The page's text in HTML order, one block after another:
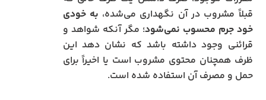
قبلاً مشروب در آن نگهداری می‌شده، به خودی
خود جرم محسوب نمی‌شود؛ مگر آنکه شواهد و
قرائنی وجود داشته باشد که نشان دهد این
ظرف همچنان محتوی مشروب است یا اخیراً برای
حمل و مصرف آن استفاده شده است.